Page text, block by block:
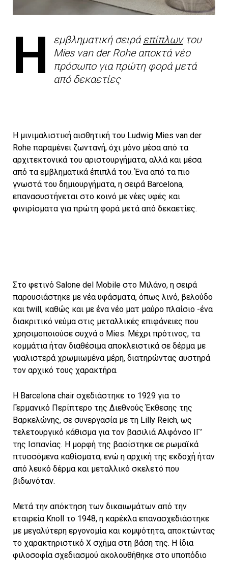
Η εμβληματική σειρά επίπλωντου
Mies van der Rohe αποκτά νέο
πρόσωπο για πρώτη φορά μετά
από δεκαετίες
Η μινιμαλιστική αισθητική του Ludwig Mies van der
Rohe παραμένει ζωντανή, όχι μόνο μέσα από τα
αρχιτεκτονικά του αριστουργήματα, αλλά και μέσα
από τα εμβληματικά έπιπλά του. Ένα από τα πιο
γνωστά του δημιουργήματα, η σειρά Barcelona,
επανασυστήνεται στο κοινό με νέες υφές και
φινιρίσματα για πρώτη φορά μετά από δεκαετίες.
Στο φετινό Salone del Mobile στο Μιλάνο, η σειρά
παρουσιάστηκε με νέα υφάσματα, όπως λινό, βελούδο
και twill, καθώς και με ένα νέο ματ μαύρο πλαίσιο -ένα
διακριτικό νεύμα στις μεταλλικές επιφάνειες που
χρησιμοποιούσε συχνά ο Mies. Μέχρι πρότινος, τα
κομμάτια ήταν διαθέσιμα αποκλειστικά σε δέρμα με
γυαλιστερά χρωμιωμένα μέρη, διατηρώντας αυστηρά
τον αρχικό τους χαρακτήρα.
Η Barcelona chair σχεδιάστηκε το 1929 για το
Γερμανικό Περίπτερο της Διεθνούς Έκθεσης της
Βαρκελώνης, σε συνεργασία με τη Lilly Reich, ως
τελετουργικό κάθισμα για τον βασιλιά Αλφόνσο ΙΓ’
της Ισπανίας. Η μορφή της βασίστηκε σε ρωμαϊκά
πτυσσόμενα καθίσματα, ενώ η αρχική της εκδοχή ήταν
από λευκό δέρμα και μεταλλικό σκελετό που
βιδωνόταν.
Μετά την απόκτηση των δικαιωμάτων από την
εταιρεία Knoll το 1948, η καρέκλα επανασχεδιάστηκε
με μεγαλύτερη εργονομία και κομψότητα, αποκτώντας
το χαρακτηριστικό Χ σχήμα στη βάση της. Η ίδια
φιλοσοφία σχεδιασμού ακολουθήθηκε στο υποπόδιο